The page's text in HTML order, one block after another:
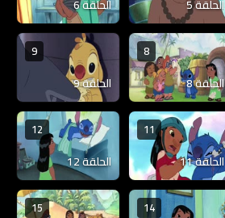
الحلقة 5 الحلقة 6
8
الحلقة 8
9
الحلقة 9
11
الحلقة 11
12
الحلقة 12
14
15